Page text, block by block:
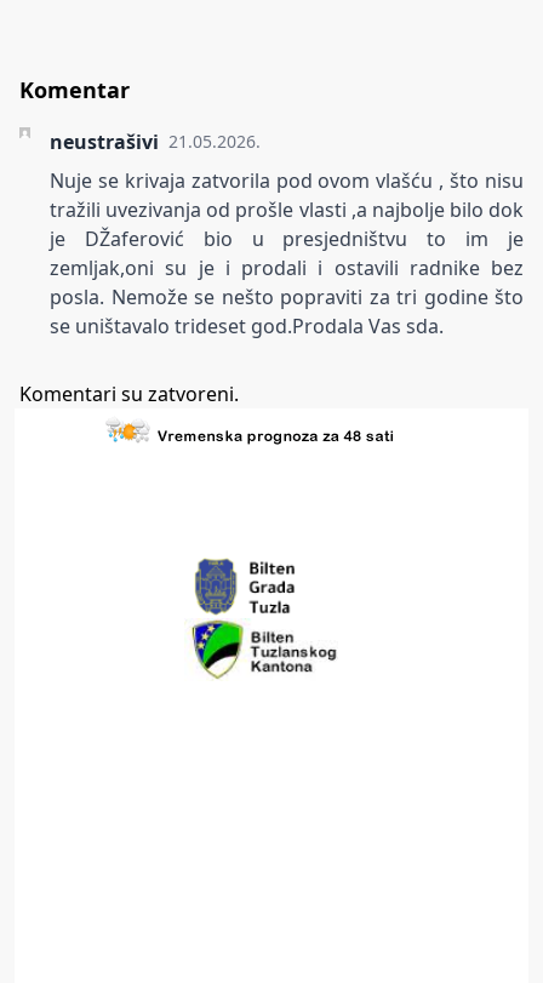
Komentar
neustrašivi 21.05.2026.
Nuje se krivaja zatvorila pod ovom vlašću , što nisu
tražili uvezivanja od prošle vlasti ,a najbolje bilo dok
je DŽaferović bio u presjedništvu to im je
zemljak,oni su je i prodali i ostavili radnike bez
posla. Nemože se nešto popraviti za tri godine što
se uništavalo trideset god.Prodala Vas sda.
Komentari su zatvoreni.